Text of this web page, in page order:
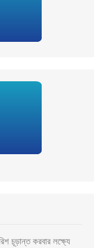
চূড়ান্ত করবার লক্ষ্যে